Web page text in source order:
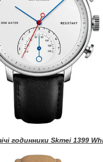
годинники Skmei 1399